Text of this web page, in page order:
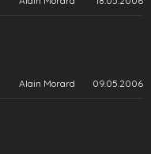
Alain Morard 09.05.2006